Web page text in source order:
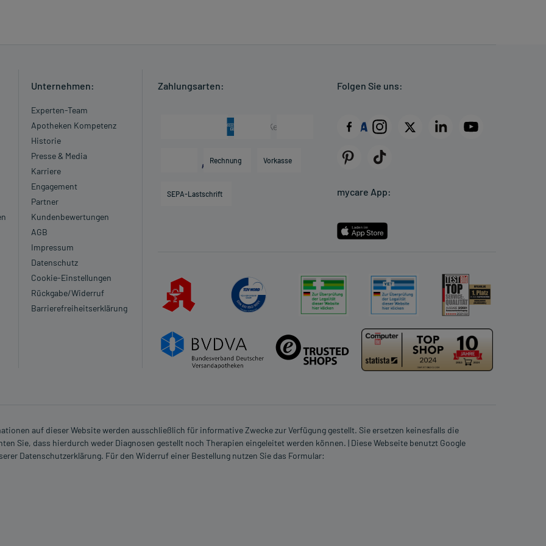
Wasser) ein.
und/oder Dauer der Erkrankung und wird deshalb
nicht länger als 8 Tage und bei Schmerzen
werden.
Im Zweifelsfall wenden Sie sich an Ihren Arzt.
Zeitpunkt ganz normal (also nicht mit der doppelten
und älteren Menschen auf eine gewissenhafte
Apotheker nach etwaigen Auswirkungen oder
Unternehmen:
Experten-Team
Apotheken Kompetenz
Historie
Presse & Media
Karriere
Engagement
Partner
Kundenbewertungen
AGB
Impressum
Datenschutz
Cookie-Einstellungen
Rückgabe/Widerruf
Barrierefreiheitserklärung
Zahlungsarten:
Rechnung Vorkasse
SEPA-Lastschrift
Folgen Sie uns:
mycare App:
auf dieser Website werden ausschließlich für informative Zwecke zur Verfügung gestellt. Sie ersetzen keinesfalls die
Sie, dass hierdurch weder Diagnosen gestellt noch Therapien eingeleitet werden können. | Diese Webseite benutzt Google
Datenschutzerklärung. Für den Widerruf einer Bestellung nutzen Sie das Formular: